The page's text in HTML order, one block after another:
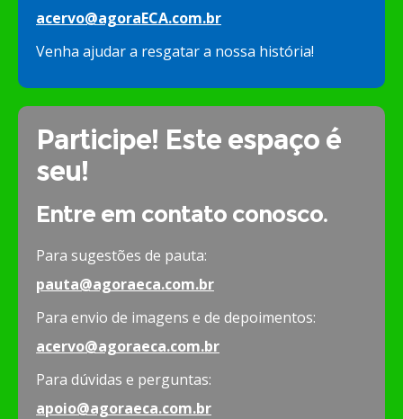
acervo@agoraECA.com.br
Venha ajudar a resgatar a nossa história!
Participe! Este espaço é
seu!
Entre em contato conosco.
Para sugestões de pauta:
pauta@agoraeca.com.br
Para envio de imagens e de depoimentos:
acervo@agoraeca.com.br
Para dúvidas e perguntas:
apoio@agoraeca.com.br